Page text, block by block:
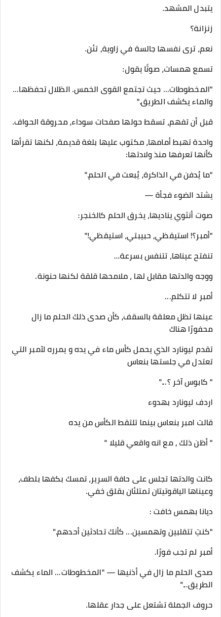
يتبدل المشهد.
زنزانة؟
نعم، ترى نفسها جالسة في زاوية، تئن.
تسمع همسات، صوتًا يقول:
"المخطوطات... حيث تجتمع القوى الخمس. الظلال تحفظها...
والماء يكشف الطريق."
قبل أن تفهم، تسقط حولها صفحات سوداء، محروقة الحواف.
واحدة تهبط أمامها، مكتوب عليها بلغة قديمة، لكنها تقرأها
كأنها تعرفها منذ ولادتها:
"ما يُدفن في الذاكرة، يُبعث في الحلم."
يشتد الضوء فجأة —
صوت أنثوي يناديها، يخرق الحلم كالخنجر:
"أمبر؟! استيقظي، حبيبتي، استيقظي!"
تنفتح عيناها، تتنفس بسرعة...
ووجه والدتها مقابل لها ، ملامحها قلقة لكنها حنونة.
أمبر لا تتكلم...
عينها تظل معلقة بالسقف، كأن صدى ذلك الحلم ما زال
محفورًا هناك
تقدم ليونارد الذي يحمل كأس ماء في يده و يمرره لآمبر التي
تعتدل في جلستها بنعاس
" كابوس آخر ؟..."
اردف ليونارد بهدوء
قالت امبر بنعاس بينما تلتقط الكأس من يده
" أظن ذلك ، مع انه واقعي قليلا "
كانت والدتها تجلس على حافة السرير، تمسك بكفها بلطف،
وعيناها الياقوتيتان تمتلئان بقلق خفي.
ديانا بهمس خافت :
"كنتِ تتقلبين وتهمسين... كأنك تحادثين أحدهم."
أمبر لم تجب فورًا.
صدى الحلم ما زال في أذنيها — "المخطوطات... الماء يكشف
الطريق..."
حروف الجملة تشتعل على جدار عقلها.